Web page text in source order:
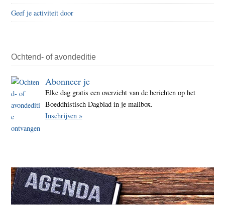
Geef je activiteit door
Ochtend- of avondeditie
Abonneer je
Elke dag gratis een overzicht van de berichten op het
Boeddhistisch Dagblad in je mailbox.
Inschrijven »